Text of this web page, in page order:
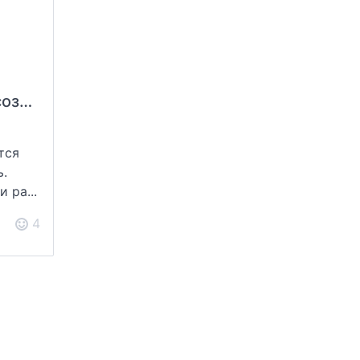
Огромное спасибо создателям этого ресурса и его жителям
ра...
4